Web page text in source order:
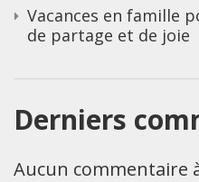
Vacances en famille
de partage et de joie
Derniers
Aucun commentaire